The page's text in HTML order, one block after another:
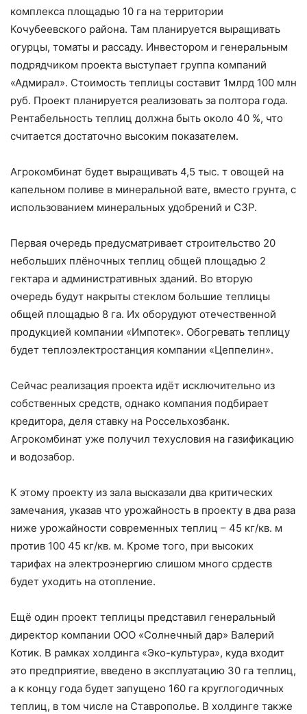
комплекса площадью 10 га на территории
Кочубеевского района. Там планируется выращивать
огурцы, томаты и рассаду. Инвестором и генеральным
подрядчиком проекта выступает группа компаний
«Адмирал». Стоимость теплицы составит 1млрд 100 млн
руб. Проект планируется реализовать за полтора года.
Рентабельность теплиц должна быть около 40 %, что
считается достаточно высоким показателем.
Агрокомбинат будет выращивать 4,5 тыс. т овощей на
капельном поливе в минеральной вате, вместо грунта, с
использованием минеральных удобрений и СЗР.
Первая очередь предусматривает строительство 20
небольших плёночных теплиц общей площадью 2
гектара и административных зданий. Во вторую
очередь будут накрыты стеклом большие теплицы
общей площадью 8 га. Их оборудуют отечественной
продукцией компании «Импотек». Обогревать теплицу
будет теплоэлектростанция компании «Цеппелин».
Сейчас реализация проекта идёт исключительно из
собственных средств, однако компания подбирает
кредитора, деля ставку на Россельхозбанк.
Агрокомбинат уже получил техусловия на газификацию
и водозабор.
К этому проекту из зала высказали два критических
замечания, указав что урожайность в проекту в два раза
ниже урожайности современных теплиц – 45 кг/кв. м
против 100 45 кг/кв. м. Кроме того, при высоких
тарифах на электроэнергию слишом много срдеств
будет уходить на отопление.
Ещё один проект теплицы представил генеральный
директор компании ООО «Солнечный дар» Валерий
Котик. В рамках холдинга «Эко-культура», куда входит
это предприятие, введено в эксплуатацию 30 га теплиц,
а к концу года будет запущено 160 га круглогодичных
теплиц, в том числе на Ставрополье. В холдинге также